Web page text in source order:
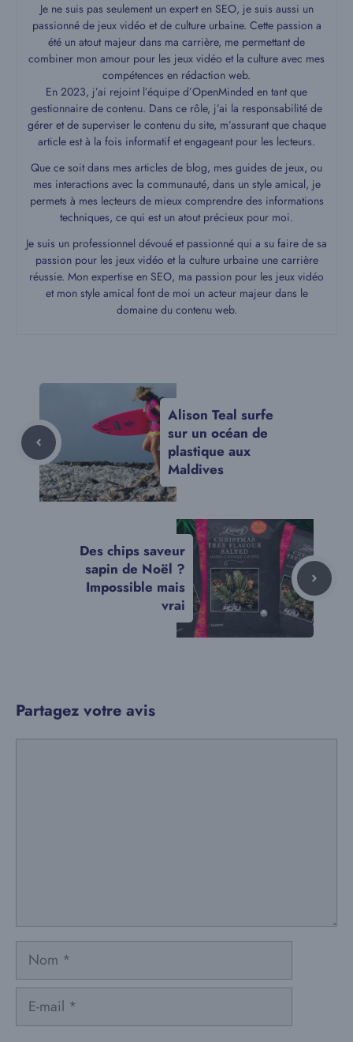
Je ne suis pas seulement un expert en SEO, je suis aussi un
passionné de jeux vidéo et de culture urbaine. Cette passion a
été un atout majeur dans ma carrière, me permettant de
combiner mon amour pour les jeux vidéo et la culture avec mes
compétences en rédaction web.
En 2023, j’ai rejoint l’équipe d’OpenMinded en tant que
gestionnaire de contenu. Dans ce rôle, j’ai la responsabilité de
gérer et de superviser le contenu du site, m’assurant que chaque
article est à la fois informatif et engageant pour les lecteurs.
Que ce soit dans mes articles de blog, mes guides de jeux, ou
mes interactions avec la communauté, dans un style amical, je
permets à mes lecteurs de mieux comprendre des informations
techniques, ce qui est un atout précieux pour moi.
Je suis un professionnel dévoué et passionné qui a su faire de sa
passion pour les jeux vidéo et la culture urbaine une carrière
réussie. Mon expertise en SEO, ma passion pour les jeux vidéo
et mon style amical font de moi un acteur majeur dans le
domaine du contenu web.
Alison Teal surfe
sur un océan de
plastique aux
Maldives
Des chips saveur
sapin de Noël ?
Impossible mais
vrai
Partagez votre avis
Nom
mail